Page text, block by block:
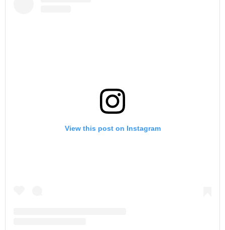
View this post on Instagram